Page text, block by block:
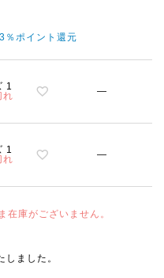
％ポイント還元
1
れ
—
1
れ
—
在庫がございません。
しました。